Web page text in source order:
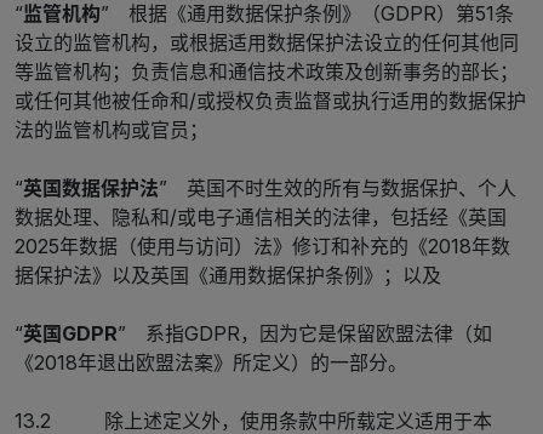
“监管机构” 根据《通用数据保护条例》（GDPR）第51条
设立的监管机构，或根据适用数据保护法设立的任何其他同
等监管机构；负责信息和通信技术政策及创新事务的部长；
或任何其他被任命和/或授权负责监督或执行适用的数据保护
法的监管机构或官员；
“英国数据保护法” 英国不时生效的所有与数据保护、个人
数据处理、隐私和/或电子通信相关的法律，包括经《英国
2025年数据（使用与访问）法》修订和补充的《2018年数
据保护法》以及英国《通用数据保护条例》；以及
“英国GDPR” 系指GDPR，因为它是保留欧盟法律（如
《2018年退出欧盟法案》所定义）的一部分。
13.2 除上述定义外，使用条款中所载定义适用于本